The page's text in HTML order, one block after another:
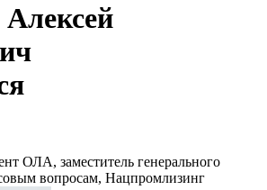
ОЛА, заместитель генерального
вопросам, Нацпромлизинг